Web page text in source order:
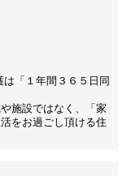
「１年間３６５日同
施設ではなく、「家
をお過ごし頂ける住